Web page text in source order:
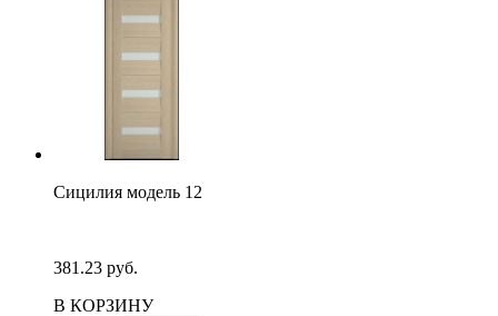
Сицилия модель 12
381.23 руб.
В КОРЗИНУ